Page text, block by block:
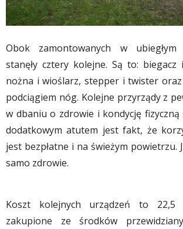
Obok zamontowanych w
stanęły cztery kolejne. Są to:
nożna i wioślarz, stepper i twister
podciągiem nóg. Kolejne przyrządy z
w dbaniu o zdrowie i kondycję fizyczną
dodatkowym atutem jest fakt, że
jest bezpłatne i na świeżym powietrzu.
samo zdrowie.
Koszt kolejnych urządzeń to 22,5
zakupione ze środków